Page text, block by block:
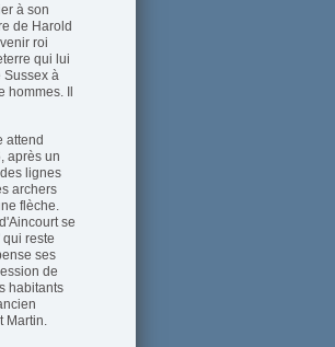
à son
de Harold
roi
qui lui
Sussex à
hommes. Il
attend
après un
lignes
archers
flèche.
se
reste
ses
de
habitants
Martin.